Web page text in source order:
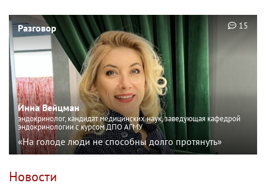
Разговор
Инна Вейцман
эндокринолог, кандидат медицинских наук, заведующая кафедрой
эндокринологии с курсом ДПО АГМУ
«На голоде люди не способны долго протянуть»
15
Новости